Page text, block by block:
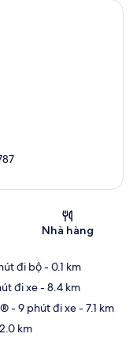
Nhà hàng
đi bộ- 0.1 km
đi xe- 8.4 km
- 9 phút đi xe- 7.1 km
km